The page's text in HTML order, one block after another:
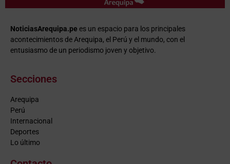
NoticiasArequipa.pe es un espacio para los principales
acontecimientos de Arequipa, el Perú y el mundo, con el
entusiasmo de un periodismo joven y objetivo.
Secciones
Arequipa
Perú
Internacional
Deportes
Lo último